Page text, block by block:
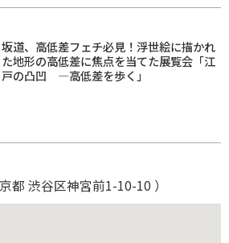
坂道、高低差フェチ必見！浮世絵に描かれ
た地形の高低差に焦点を当てた展覧会「江
戸の凸凹 ―高低差を歩く」
都 渋谷区神宮前1-10-10 ）